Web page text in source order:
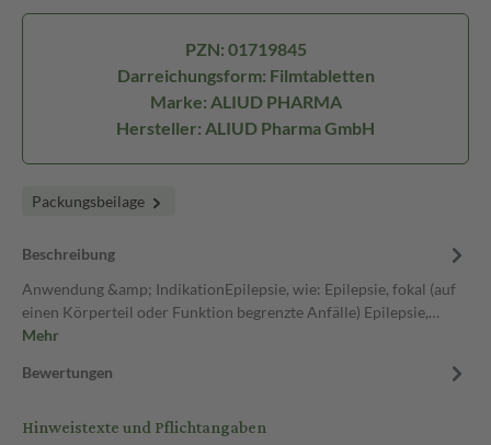
PZN: 01719845
Darreichungsform: Filmtabletten
Marke: ALIUD PHARMA
Hersteller: ALIUD Pharma GmbH
Packungsbeilage
Beschreibung
Anwendung &amp; IndikationEpilepsie, wie: Epilepsie, fokal (auf
einen Körperteil oder Funktion begrenzte Anfälle) Epilepsie,…
Mehr
Bewertungen
Hinweistexte und Pflichtangaben